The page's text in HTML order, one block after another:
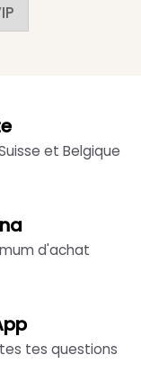
et Belgique
d'achat
tes questions